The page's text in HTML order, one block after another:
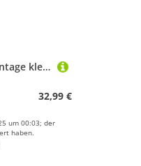
CWZZWS NEU 2025 Vintage kleine quadratische Sonnenbrille für Männer Frauen Luxus Retro Sonnenbrille Unisex Populär Schatten Brillen UV400
32,99 €
um 00:03; der
haben.